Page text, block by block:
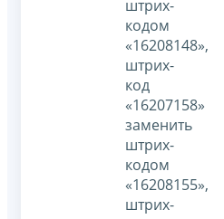
штрих-
кодом
«16208148»,
штрих-
код
«16207158»
заменить
штрих-
кодом
«16208155»,
штрих-